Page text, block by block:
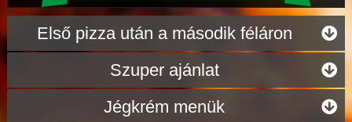
Első pizza után a második féláron
Szuper ajánlat
Jégkrém menük